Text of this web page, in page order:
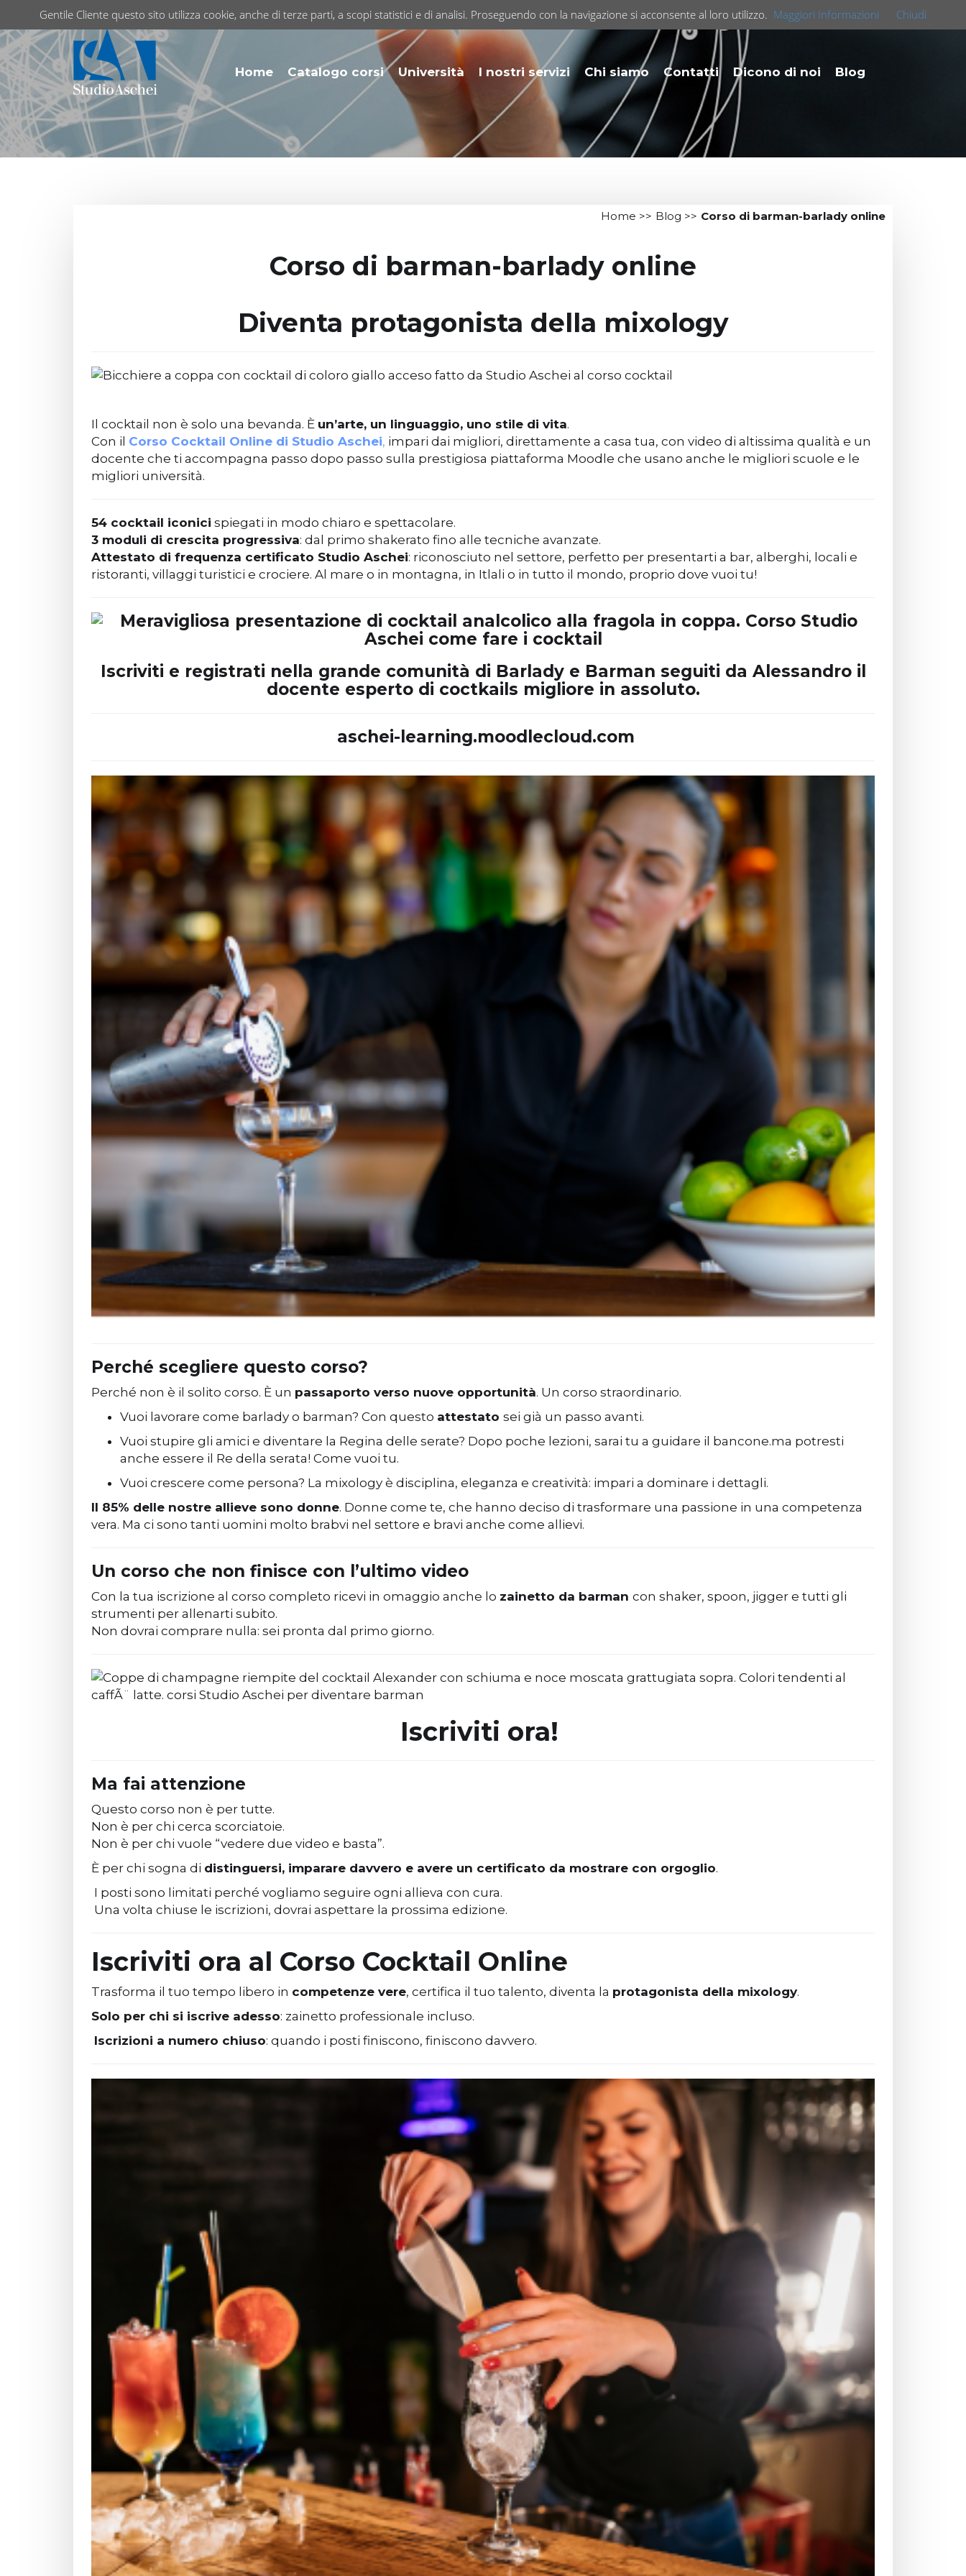
Home Catalogo corsi Università I nostri servizi Chi siamo Contatti Dicono di noi Blog
Corso di barman-barlady online
Blog >>
Home >>
Corso di barman-barlady online
Diventa protagonista della mixology
Il cocktail non è solo una bevanda. È un’arte, un linguaggio, uno stile di vita.
Con il Corso Cocktail Online di Studio Aschei, impari dai migliori, direttamente a casa tua, con video di altissima qualità e un
docente che ti accompagna passo dopo passo sulla prestigiosa piattaforma Moodle che usano anche le migliori scuole e le
migliori università.
54 cocktail iconici spiegati in modo chiaro e spettacolare.
3 moduli di crescita progressiva: dal primo shakerato fino alle tecniche avanzate.
Attestato di frequenza certificato Studio Aschei: riconosciuto nel settore, perfetto per presentarti a bar, alberghi, locali e
ristoranti, villaggi turistici e crociere. Al mare o in montagna, in Itlali o in tutto il mondo, proprio dove vuoi tu!
Iscriviti e registrati nella grande comunità di Barlady e Barman seguiti da Alessandro il
docente esperto di coctkails migliore in assoluto.
aschei-learning.moodlecloud.com
Perché scegliere questo corso?
Perché non è il solito corso. È un passaporto verso nuove opportunità. Un corso straordinario.
Vuoi lavorare come barlady o barman? Con questo attestato sei già un passo avanti.
Vuoi stupire gli amici e diventare la Regina delle serate? Dopo poche lezioni, sarai tu a guidare il bancone.ma potresti
anche essere il Re della serata! Come vuoi tu.
Vuoi crescere come persona? La mixology è disciplina, eleganza e creatività: impari a dominare i dettagli.
Il 85% delle nostre allieve sono donne. Donne come te, che hanno deciso di trasformare una passione in una competenza
vera. Ma ci sono tanti uomini molto brabvi nel settore e bravi anche come allievi.
Un corso che non finisce con l’ultimo video
Con la tua iscrizione al corso completo ricevi in omaggio anche lo zainetto da barman con shaker, spoon, jigger e tutti gli
strumenti per allenarti subito.
Non dovrai comprare nulla: sei pronta dal primo giorno.
Iscriviti ora!
Ma fai attenzione
Questo corso non è per tutte.
Non è per chi cerca scorciatoie.
Non è per chi vuole “vedere due video e basta”.
È per chi sogna di distinguersi, imparare davvero e avere un certificato da mostrare con orgoglio.
I posti sono limitati perché vogliamo seguire ogni allieva con cura.
Una volta chiuse le iscrizioni, dovrai aspettare la prossima edizione.
Iscriviti ora al Corso Cocktail Online
Trasforma il tuo tempo libero in competenze vere, certifica il tuo talento, diventa la protagonista della mixology.
Solo per chi si iscrive adesso: zainetto professionale incluso.
Iscrizioni a numero chiuso: quando i posti finiscono, finiscono davvero.
Gentile Cliente questo sito utilizza cookie, anche di terze parti, a scopi statistici e di analisi. Proseguendo con la navigazione si acconsente al loro utilizzo. Maggiori Informazioni Chiudi